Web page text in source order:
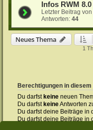
Infos RWM
Letzter Beitrag von
Antworten:44
Neues Thema
1
Berechtigungen in diesem
Du darfst keine neuen
Du darfst keineAntworten
Du darfst deine Beiträge in
Du darfst deine Beiträge in